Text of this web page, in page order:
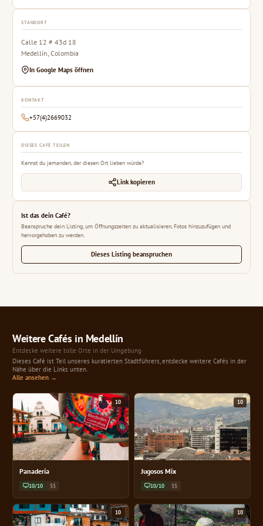
STANDORT
Calle 12 # 43d 18
Medellín, Colombia
In Google Maps öffnen
KONTAKT
+57(4)2669032
DIESES CAFÉ TEILEN
Kennst du jemanden, der diesen Ort lieben würde?
Link kopieren
Ist das dein Café?
Beanspruche dein Listing, um Öffnungszeiten zu aktualisieren, Fotos hinzuzufügen und
hervorgehoben zu werden.
Dieses Listing beanspruchen
Weitere Cafés in Medellín
Entdecke weitere tolle Orte in der Umgebung
Dieses Café ist Teil unseres kuratierten Stadtführers, entdecke weitere Cafés in der
Nähe über die Links unten.
Alle ansehen →
10
Panadería
10/10 $$
10
Jugosos Mix
10/10 $$
10 10